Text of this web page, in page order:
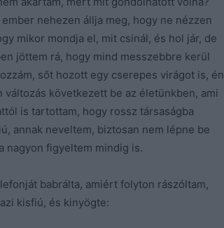
nehezen állja meg, hogy ne nézzen
mikor mondja el, mit csinál, és hol jár, de
jöttem rá, hogy mind messzebbre kerül
sőt hozott egy cserepes virágot is, én
következett be az életünkben, ami
is tartottam, hogy rossz társaságba
annak neveltem, biztosan nem lépne be
nagyon figyeltem mindig is.
babrálta, amiért folyton rászóltam,
kisfiú, és kinyögte: